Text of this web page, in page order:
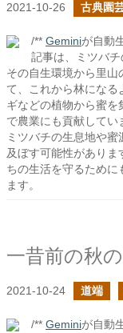
2021-10-26 古典園
/** Geminiが自動
記事は、ミツバチ
その自生環境から里山
て、これから林にな
ギなどの植物から蜜を
で農業にも貢献してい
ミツバチの生息地や
及ぼす可能性がありま
ちの生活を守るため
ます。
一昔前の秋
2021-10-24 道端
/** Geminiが自動